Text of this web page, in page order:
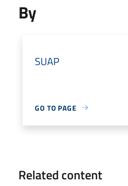
By
SUAP
GO TO PAGE
Related content